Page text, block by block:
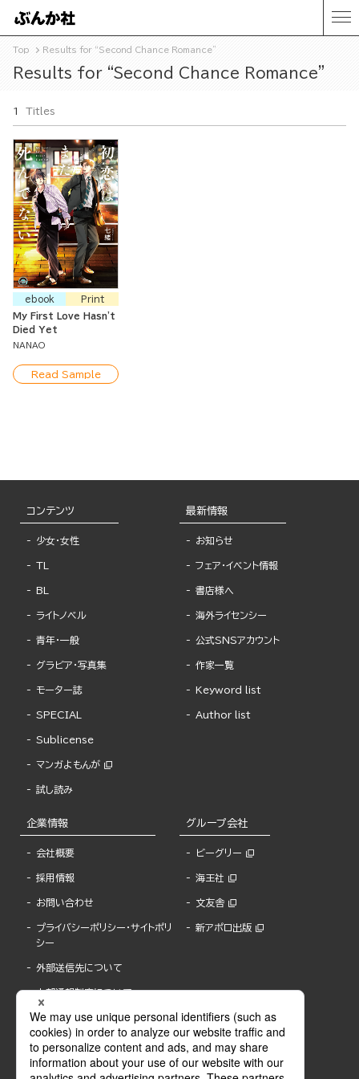
Top Results for “Second Chance Romance”
Results for “Second Chance Romance”
Titles
1
ebook
Print
My First Love Hasn't
Died Yet
NANAO
Read Sample
コンテンツ
少女・女性
TL
BL
ライトノベル
青年・一般
グラビア・写真集
モーター誌
SPECIAL
Sublicense
マンガよもんが
試し読み
最新情報
お知らせ
フェア・イベント情報
書店様へ
海外ライセンシー
公式SNSアカウント
作家一覧
Keyword list
Author list
企業情報
会社概要
採用情報
お問い合わせ
プライバシーポリシー・サイトポリ
シー
外部送信先について
内部通報制度について
グループ会社
ビーグリー
海王社
文友舎
新アポロ出版